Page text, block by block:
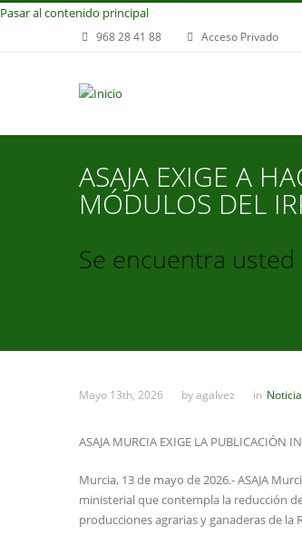
Pasar al contenido principal
968 28 41 88 Acceso Privado
ASAJA EXIGE A
MÓDULOS DEL
Se encuentra usted
Mayo 13th, 2026 byagalvez in Noticia
ASAJA MURCIA EXIGE LA PUBLICACIÓN
Murcia, 13 de mayo de 2026.- ASAJA
ministerial que contempla la reducción
producciones agrarias y ganaderas de la